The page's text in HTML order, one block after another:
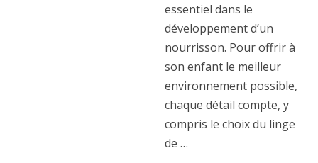
essentiel dans le
développement d’un
nourrisson. Pour offrir à
son enfant le meilleur
environnement possible,
chaque détail compte, y
compris le choix du linge
de …